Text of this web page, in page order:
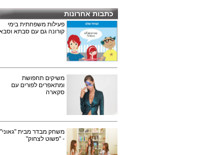
כתבות אחרונות
פעילות משפחתית בימי
קורונה גם עם סבתא
משיקים תחפושת
ומתאפרים לפורים עם
סקארה
משחק מבדר מבית "גאוני"
- "פשוט לצחוק"